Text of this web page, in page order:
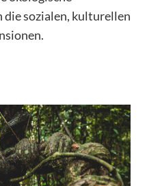
die sozialen, kulturellen